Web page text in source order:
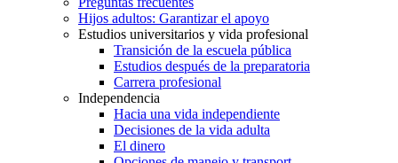
Hijos adultos: Garantizar el apoyo
Estudios universitarios y vida profesional
Transición de la escuela pública
Estudios después de la preparatoria
Carrera profesional
Independencia
Hacia una vida independiente
Decisiones de la vida adulta
El dinero